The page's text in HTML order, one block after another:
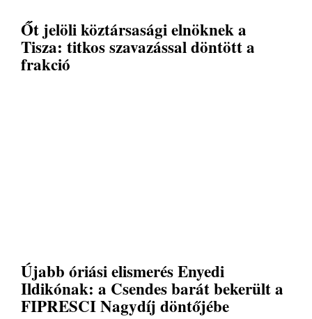
Őt jelöli köztársasági elnöknek a
Tisza: titkos szavazással döntött a
frakció
Újabb óriási elismerés Enyedi
Ildikónak: a Csendes barát bekerült a
FIPRESCI Nagydíj döntőjébe